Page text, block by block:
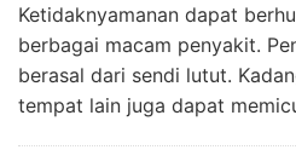
Ketidaknyamanan dapat
berbagai macam penyakit.
berasal dari sendi lutut.
tempat lain juga dapat